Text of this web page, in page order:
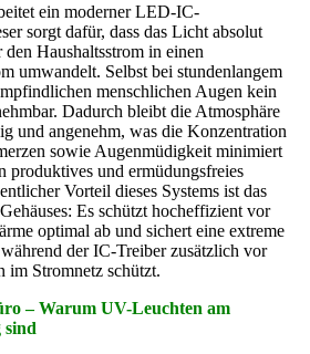
ein moderner LED-IC-
sorgt dafür, dass das Licht absolut
Haushaltsstrom in einen
umwandelt. Selbst bei stundenlangem
menschlichen Augen kein
Dadurch bleibt die Atmosphäre
und angenehm, was die Konzentration
sowie Augenmüdigkeit minimiert
produktives und ermüdungsfreies
Vorteil dieses Systems ist das
Es schützt hocheffizient vor
optimal ab und sichert eine extreme
der IC-Treiber zusätzlich vor
im Stromnetz schützt.
– Warum UV-Leuchten am
sind